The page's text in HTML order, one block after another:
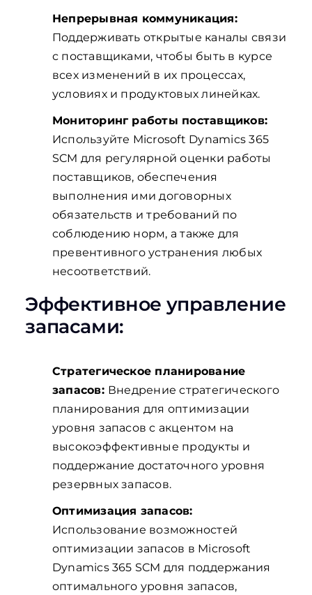
Непрерывная коммуникация:
Поддерживать открытые каналы связи
с поставщиками, чтобы быть в курсе
всех изменений в их процессах,
условиях и продуктовых линейках.
Мониторинг работы поставщиков:
Используйте Microsoft Dynamics 365
SCM для регулярной оценки работы
поставщиков, обеспечения
выполнения ими договорных
обязательств и требований по
соблюдению норм, а также для
превентивного устранения любых
несоответствий.
Эффективное управление
запасами:
Стратегическое планирование
запасов: Внедрение стратегического
планирования для оптимизации
уровня запасов с акцентом на
высокоэффективные продукты и
поддержание достаточного уровня
резервных запасов.
Оптимизация запасов:
Использование возможностей
оптимизации запасов в Microsoft
Dynamics 365 SCM для поддержания
оптимального уровня запасов,